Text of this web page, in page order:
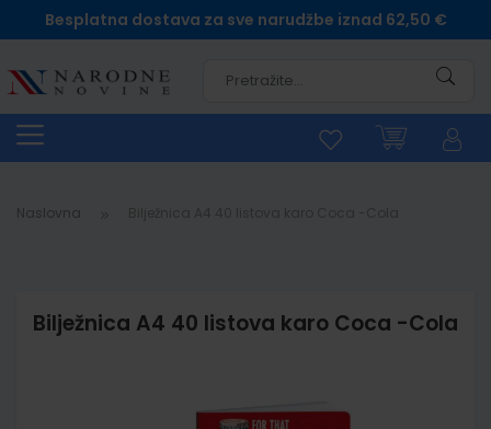
Besplatna dostava za sve narudžbe iznad 62,50 €
Naslovna
Bilježnica A4 40 listova karo Coca -Cola